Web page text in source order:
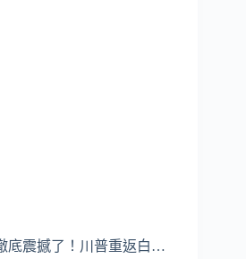
底震撼了！川普重返白…